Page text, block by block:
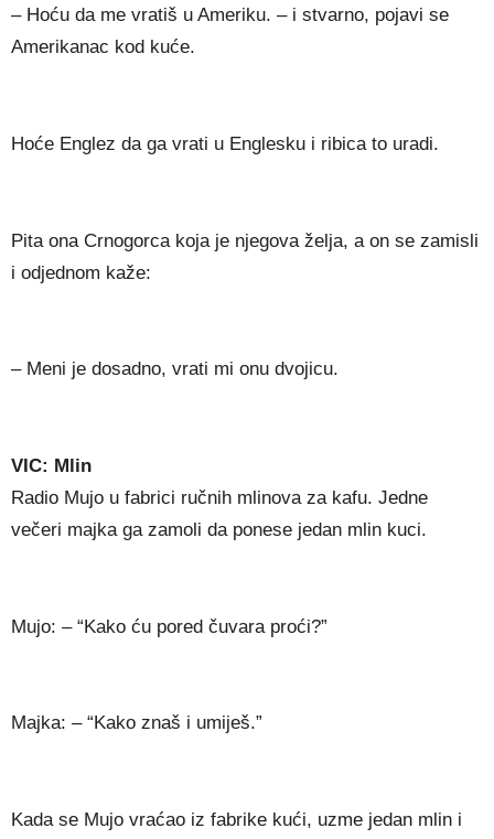
– Hoću da me vratiš u Ameriku. – i stvarno, pojavi se
Amerikanac kod kuće.
Hoće Englez da ga vrati u Englesku i ribica to uradi.
Pita ona Crnogorca koja je njegova želja, a on se zamisli
i odjednom kaže:
– Meni je dosadno, vrati mi onu dvojicu.
VIC: Mlin
Radio Mujo u fabrici ručnih mlinova za kafu. Jedne
večeri majka ga zamoli da ponese jedan mlin kuci.
Mujo: – “Kako ću pored čuvara proći?”
Majka: – “Kako znaš i umiješ.”
Kada se Mujo vraćao iz fabrike kući, uzme jedan mlin i